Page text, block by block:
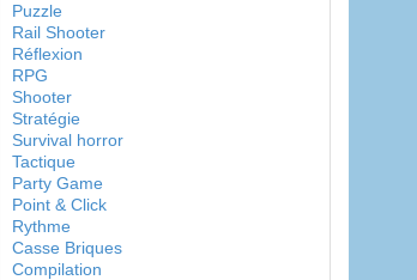
Puzzle
Rail Shooter
Réflexion
RPG
Shooter
Stratégie
Survival horror
Tactique
Party Game
Point & Click
Rythme
Casse Briques
Compilation